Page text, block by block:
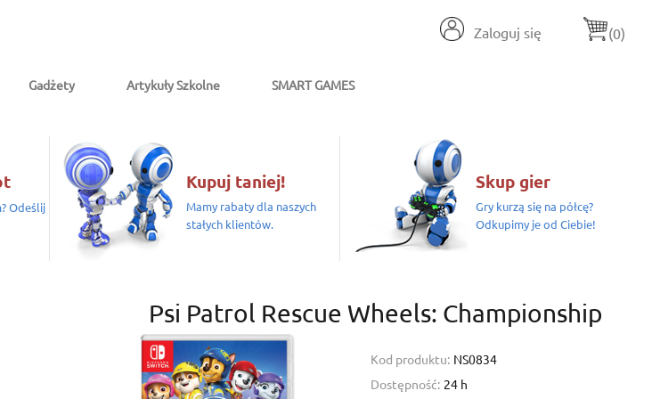
Zaloguj się (0)
Gadżety Artykuły Szkolne SMART GAMES
Odeślij
Kupuj taniej!
Mamy rabaty dla naszych
stałych klientów.
Skup gier
Gry kurzą się na półcę?
Odkupimy je od Ciebie!
Psi Patrol Rescue Wheels: Championship
Kod produktu: NS0834
Dostępność: 24 h